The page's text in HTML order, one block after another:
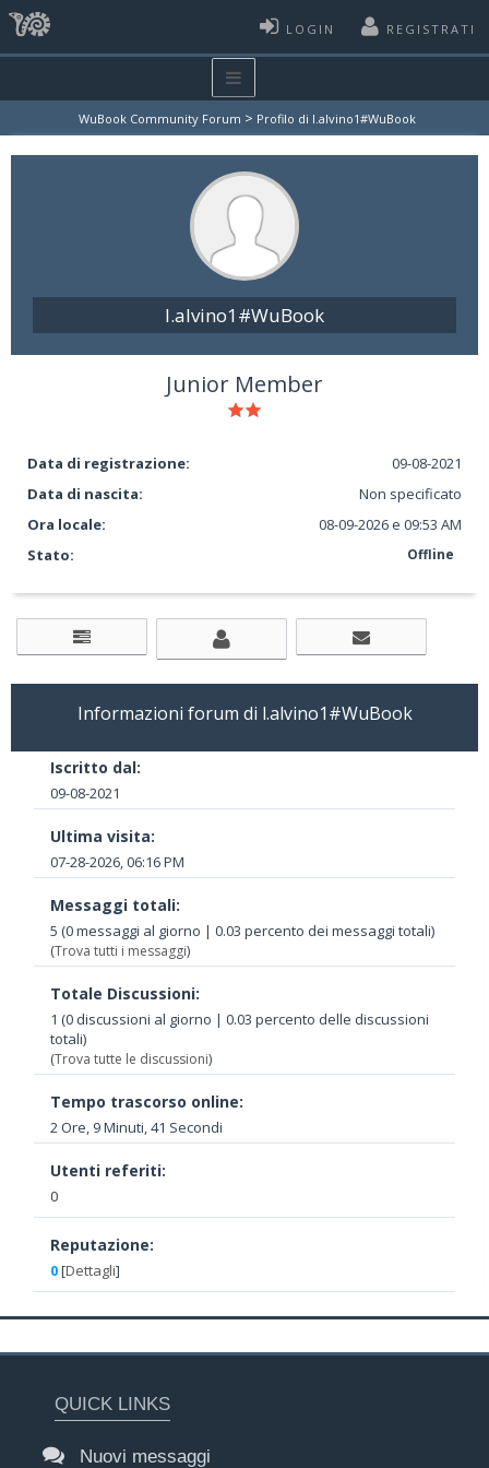
LOGIN REGISTRATI
WuBook Community Forum > Profilo di l.alvino1#WuBook
l.alvino1#WuBook
Junior Member
Data di registrazione:
09-08-2021
Data di nascita:
Non specificato
Ora locale:
08-09-2026 e 09:53 AM
Stato:
Offline
Informazioni forum di l.alvino1#WuBook
Iscritto dal:
09-08-2021
Ultima visita:
07-28-2026, 06:16 PM
Messaggi totali:
5 (0 messaggi al giorno | 0.03 percento dei messaggi totali)
(Trova tutti i messaggi)
Totale Discussioni:
1 (0 discussioni al giorno | 0.03 percento delle discussioni
totali)
(Trova tutte le discussioni)
Tempo trascorso online:
2 Ore, 9 Minuti, 41 Secondi
Utenti referiti:
0
Reputazione:
0[Dettagli]
QUICK LINKS
Nuovi messaggi